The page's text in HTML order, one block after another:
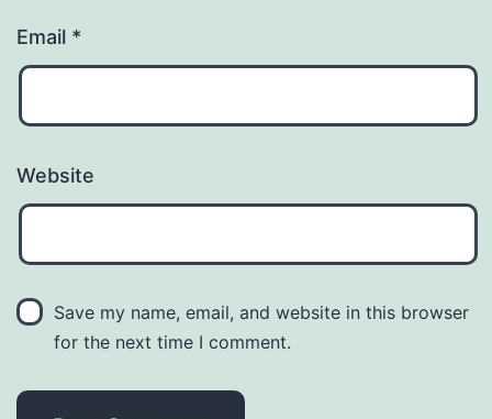
Email *
Website
Save my name, email, and website in this browser
for the next time I comment.